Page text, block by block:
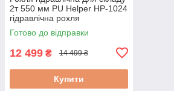
2т 550 мм PU Helper HP-1024
гідравлічна рохля
Готово до відправки
12 499 ₴ 14 499 ₴
Купити